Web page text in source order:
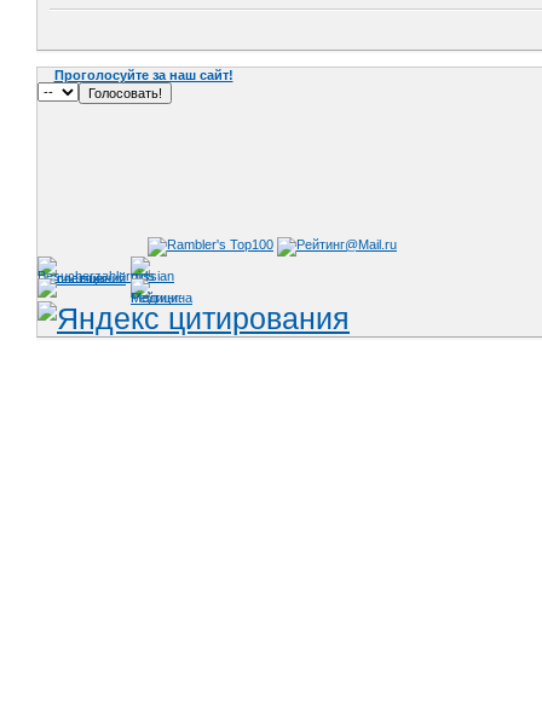
Проголосуйте за наш сайт!